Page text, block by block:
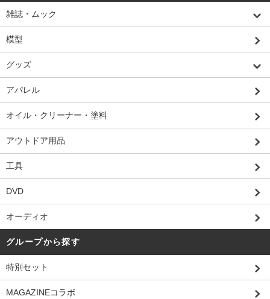
雑誌・ムック
模型
グッズ
アパレル
オイル・クリーナー・塗料
アウトドア用品
工具
DVD
オーディオ
グループから探す
特別セット
MAGAZINEコラボ